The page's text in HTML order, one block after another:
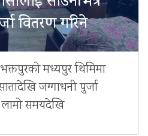
वितरण गरिने
मध्यपुर थिमिमा
जग्गाधनी पुर्जा
समयदेखि